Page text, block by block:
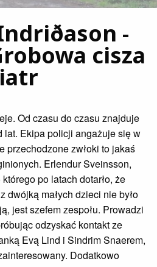
-
cisza
Od czasu do czasu znajduje
lat. Ekipa policji angażuje się w
przechodzone zwłoki to jakaś
Erlendur Sveinsson,
po latach dotarło, że
dwójką małych dzieci nie było
jest szefem zespołu. Prowadzi
odzyskać kontakt ze
Evą Lind i Sindrim Snaerem,
Dodatkowo